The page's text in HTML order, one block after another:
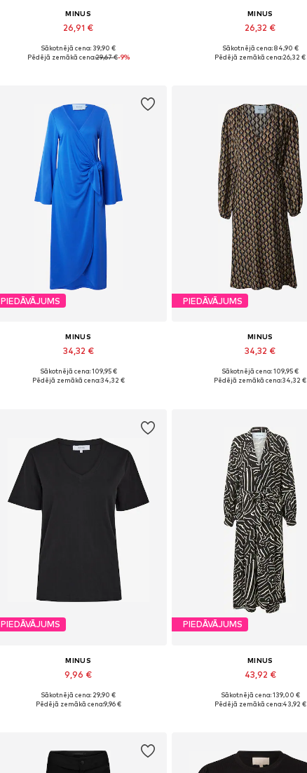
MINUS
26,91 €
Pieejamie izmēri: XS, S, M, L, XL
Sākotnējā cena: 39,90 €
Pēdējā zemākā cena:29,67 €-9%
MINUS
26,32 €
Pieejamie izmēri: S
Sākotnējā cena: 84,90 €
Pēdējā zemākā cena:26,32 €
PIEDĀVĀJUMS
MINUS
34,32 €
Pieejamie izmēri: 36
Sākotnējā cena: 109,95 €
Pēdējā zemākā cena:34,32 €
PIEDĀVĀJUMS
MINUS
34,32 €
Pieejamie izmēri: 34
Sākotnējā cena: 109,95 €
Pēdējā zemākā cena:34,32 €
PIEDĀVĀJUMS
MINUS
9,96 €
Pieejamie izmēri: XS, S, M, L, XL
Sākotnējā cena: 29,90 €
Pēdējā zemākā cena:9,96 €
PIEDĀVĀJUMS
MINUS
43,92 €
Pieejamie izmēri: 36
Sākotnējā cena: 139,00 €
Pēdējā zemākā cena:43,92 €